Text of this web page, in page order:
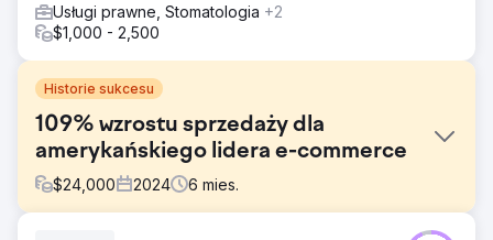
Usługi prawne, Stomatologia +2
$1,000 - 2,500
Historie sukcesu
109% wzrostu sprzedaży dla
amerykańskiego lidera e-commerce
$24,000 2024 6 mies.